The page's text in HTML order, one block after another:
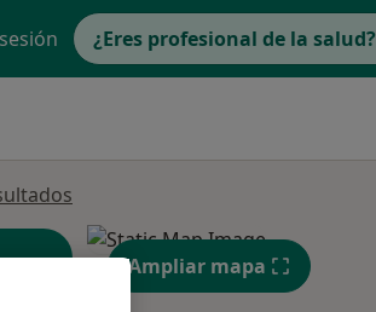
¿Eres profesional de la salud?
Ampliar mapa